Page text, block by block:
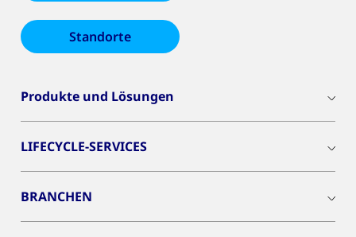
Standorte
Produkte und Lösungen
LIFECYCLE-SERVICES
BRANCHEN